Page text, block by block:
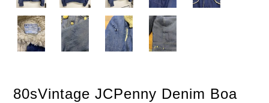
80sVintage JCPenny Denim Boa